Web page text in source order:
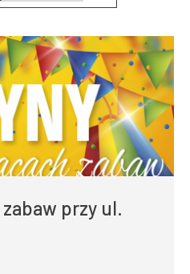
przy ul.